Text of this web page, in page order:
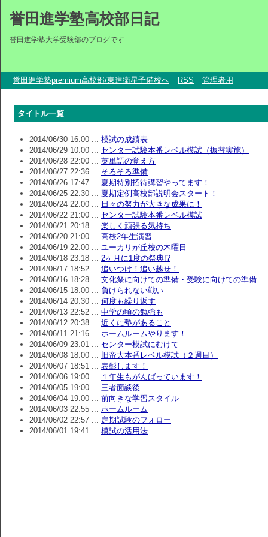
誉田進学塾高校部日記
誉田進学塾大学受験部のブログです
誉田進学塾premium高校部/東進衛星予備校へ RSS 管理者用
タイトル一覧
2014/06/30 16:00 ... 模試の成績表
2014/06/29 10:00 ... センター試験本番レベル模試（振替実施）
2014/06/28 22:00 ... 英単語の覚え方
2014/06/27 22:36 ... そろそろ準備
2014/06/26 17:47 ... 夏期特別招待講習やってます！
2014/06/25 22:30 ... 夏期定例高校部説明会スタート！
2014/06/24 22:00 ... 日々の努力が大きな成果に！
2014/06/22 21:00 ... センター試験本番レベル模試
2014/06/21 20:18 ... 楽しく頑張る気持ち
2014/06/20 21:00 ... 高校2年生演習
2014/06/19 22:00 ... ユーカリが丘校の木曜日
2014/06/18 23:18 ... 2ヶ月に1度の祭典!?
2014/06/17 18:52 ... 追いつけ！追い越せ！
2014/06/16 18:28 ... 文化祭に向けての準備・受験に向けての準備
2014/06/15 18:00 ... 負けられない戦い
2014/06/14 20:30 ... 何度も繰り返す
2014/06/13 22:52 ... 中学の頃の勉強も
2014/06/12 20:38 ... 近くに塾があること
2014/06/11 21:16 ... ホームルームやります！
2014/06/09 23:01 ... センター模試にむけて
2014/06/08 18:00 ...
旧帝大本番レベル模試（２週目）
2014/06/07 18:51 ... 表彰します！
2014/06/06 19:00 ... １年生もがんばっています！
2014/06/05 19:00 ... 三者面談後
2014/06/04 19:00 ... 前向きな学習スタイル
2014/06/03 22:55 ... ホームルーム
2014/06/02 22:57 ... 定期試験のフォロー
2014/06/01 19:41 ... 模試の活用法